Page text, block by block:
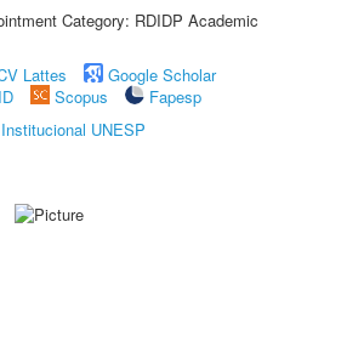
Category: RDIDP Academic
Lattes
Google Scholar
Scopus
Fapesp
UNESP